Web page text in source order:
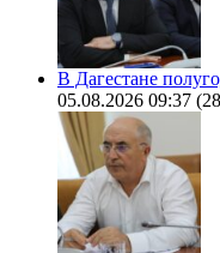
В Дагестане
05.08.2026 09:37